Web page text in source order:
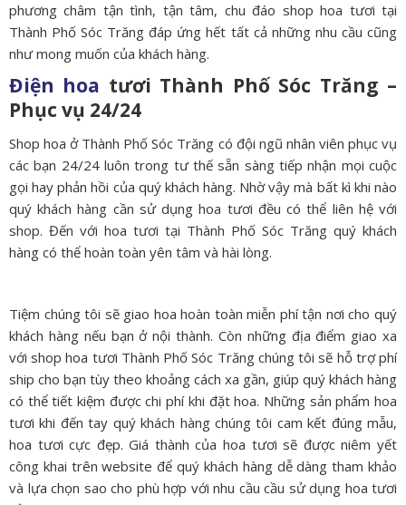
phương châm tận tình, tận tâm, chu đáo shop hoa tươi tại
Thành Phố Sóc Trăng đáp ứng hết tất cả những nhu cầu cũng
như mong muốn của khách hàng.
Điện hoa tươi Thành Phố Sóc Trăng –
Phục vụ 24/24
Shop hoa ở Thành Phố Sóc Trăng có đội ngũ nhân viên phục vụ
các bạn 24/24 luôn trong tư thế sẵn sàng tiếp nhận mọi cuộc
gọi hay phản hồi của quý khách hàng. Nhờ vậy mà bất kì khi nào
quý khách hàng cần sử dụng hoa tươi đều có thể liên hệ với
shop. Đến với hoa tươi tại Thành Phố Sóc Trăng quý khách
hàng có thể hoàn toàn yên tâm và hài lòng.
Tiệm chúng tôi sẽ giao hoa hoàn toàn miễn phí tận nơi cho quý
khách hàng nếu bạn ở nội thành. Còn những địa điểm giao xa
với shop hoa tươi Thành Phố Sóc Trăng chúng tôi sẽ hỗ trợ phí
ship cho bạn tùy theo khoảng cách xa gần, giúp quý khách hàng
có thể tiết kiệm được chi phí khi đặt hoa. Những sản phẩm hoa
tươi khi đến tay quý khách hàng chúng tôi cam kết đúng mẫu,
hoa tươi cực đẹp. Giá thành của hoa tươi sẽ được niêm yết
công khai trên website để quý khách hàng dễ dàng tham khảo
và lựa chọn sao cho phù hợp với nhu cầu cầu sử dụng hoa tươi